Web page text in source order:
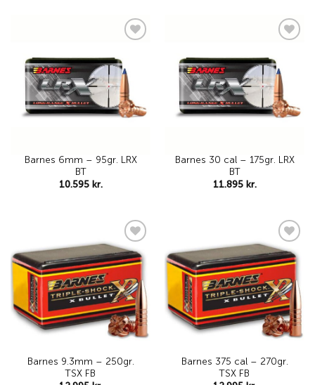
wishlist
Barnes 6mm – 95gr. LRX
BT
10.595 kr.
wishlist
Barnes 30 cal – 175gr. LRX
BT
11.895 kr.
Add to
wishlist
Barnes 9.3mm – 250gr.
TSX FB
Add to
wishlist
Barnes 375 cal – 270gr.
TSX FB